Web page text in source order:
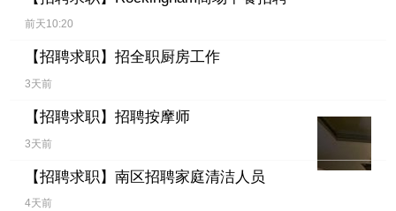
前天10:20
【招聘求职】 招全职厨房工作
3天前
【招聘求职】 招聘按摩师
3天前
【招聘求职】 南区招聘家庭清洁人员
4天前